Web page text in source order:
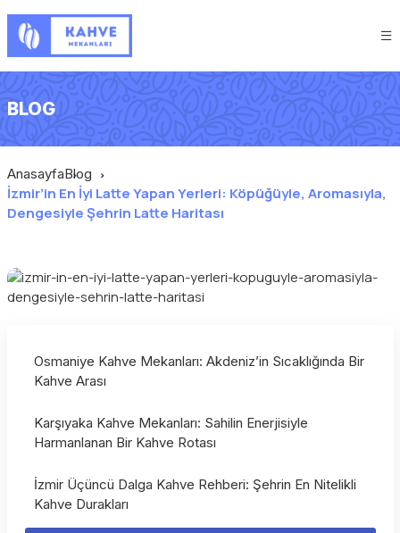
BLOG
AnasayfaBlog
İzmir’in En İyi Latte Yapan Yerleri: Köpüğüyle, Aromasıyla,
Dengesiyle Şehrin Latte Haritası
Osmaniye Kahve Mekanları: Akdeniz’in Sıcaklığında Bir
Kahve Arası
Karşıyaka Kahve Mekanları: Sahilin Enerjisiyle
Harmanlanan Bir Kahve Rotası
İzmir Üçüncü Dalga Kahve Rehberi: Şehrin En Nitelikli
Kahve Durakları